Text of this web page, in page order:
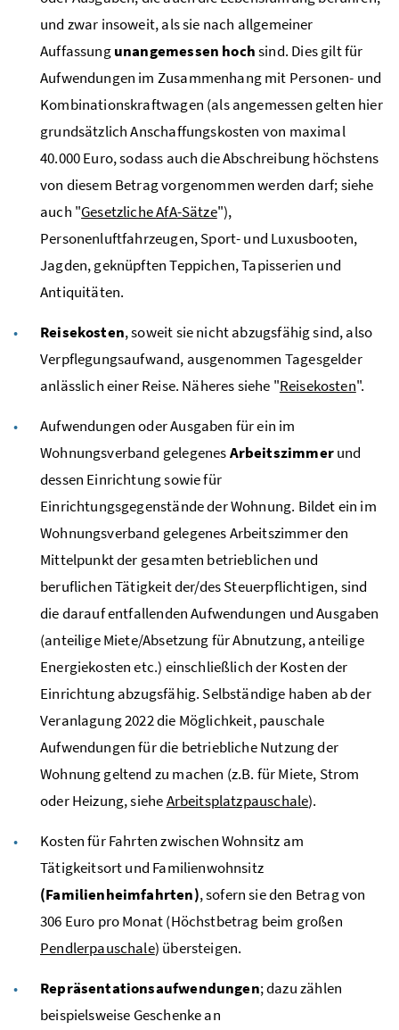
und zwar insoweit, als sie nach allgemeiner
Auffassungunangemessen hochsind. Dies gilt für
Aufwendungen im Zusammenhang mit Personen- und
Kombinationskraftwagen (als angemessen gelten hier
grundsätzlich Anschaffungskosten von maximal
40.000 Euro, sodass auch die Abschreibung höchstens
von diesem Betrag vorgenommen werden darf; siehe
auch "GesetzlicheAfA-Sätze"),
Personenluftfahrzeugen, Sport- und Luxusbooten,
Jagden, geknüpften Teppichen, Tapisserien und
Antiquitäten.
Reisekosten, soweit sie nicht abzugsfähig sind, also
Verpflegungsaufwand, ausgenommen Tagesgelder
anlässlich einer Reise. Näheres siehe "Reisekosten".
Aufwendungen oder Ausgaben für ein im
Wohnungsverband gelegenesArbeitszimmerund
dessen Einrichtung sowie für
Einrichtungsgegenstände der Wohnung. Bildet ein im
Wohnungsverband gelegenes Arbeitszimmer den
Mittelpunkt der gesamten betrieblichen und
beruflichen Tätigkeit der/des Steuerpflichtigen, sind
die darauf entfallenden Aufwendungen und Ausgaben
(anteilige Miete/Absetzung für Abnutzung, anteilige
Energiekostenetc.) einschließlich der Kosten der
Einrichtung abzugsfähig. Selbständige haben ab der
Veranlagung 2022 die Möglichkeit, pauschale
Aufwendungen für die betriebliche Nutzung der
Wohnung geltend zu machen (z.B. für Miete, Strom
oder Heizung, sieheArbeitsplatzpauschale).
Kosten für Fahrten zwischen Wohnsitz am
Tätigkeitsort und Familienwohnsitz
(Familienheimfahrten), sofern sie den Betrag von
306 Euro pro Monat (Höchstbetrag beim großen
Pendlerpauschale) übersteigen.
Repräsentationsaufwendungen; dazu zählen
beispielsweise Geschenke an